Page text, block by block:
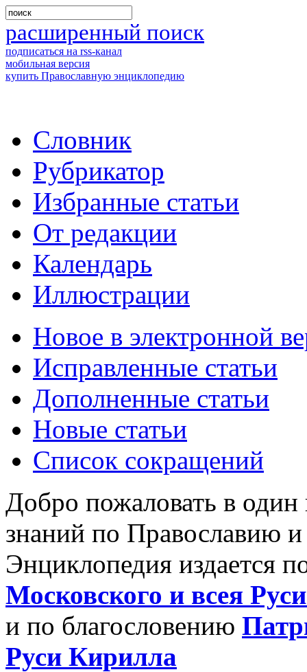
расширенный поиск
подписаться на rss-канал
мобильная версия
купить Православную энциклопедию
Словник
Рубрикатор
Избранные статьи
От редакции
Календарь
Иллюстрации
Новое в электронной
Исправленные статьи
Дополненные статьи
Новые статьи
Список сокращений
Добро пожаловать в
знаний по Православию
Энциклопедия издается
Московского и всея
и по благословению
Руси Кирилла